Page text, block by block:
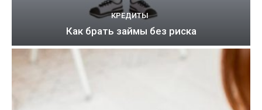
КРЕДИТЫ
Как брать займы без риска